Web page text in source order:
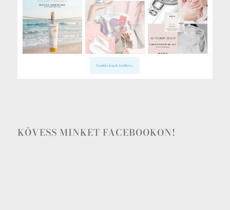
További képek betöltése...
KÖVESS MINKET FACEBOOKON!